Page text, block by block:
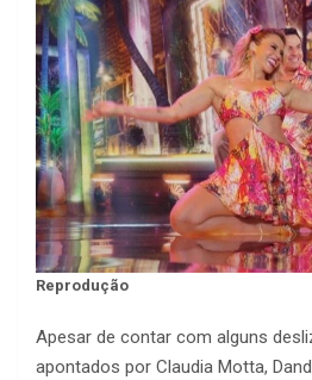
Reprodução
Apesar de contar com alguns
apontados por Claudia Motta,